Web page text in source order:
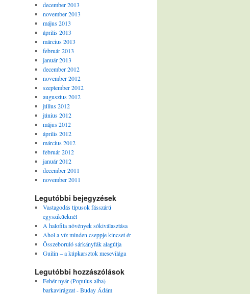
december 2013
november 2013
május 2013
április 2013
március 2013
február 2013
január 2013
december 2012
november 2012
szeptember 2012
augusztus 2012
július 2012
június 2012
május 2012
április 2012
március 2012
február 2012
január 2012
december 2011
november 2011
Legutóbbi bejegyzések
Vastagodás típusok fásszárú
egyszikűeknél
A halofita növények sókiválasztása
Ahol a víz minden cseppje kincset ér
Összeboruló sárkányfák alagútja
Guilin – a kúpkarsztok mesevilága
Legutóbbi hozzászólások
Fehér nyár (Populus alba)
barkavirágzat - Buday Ádám